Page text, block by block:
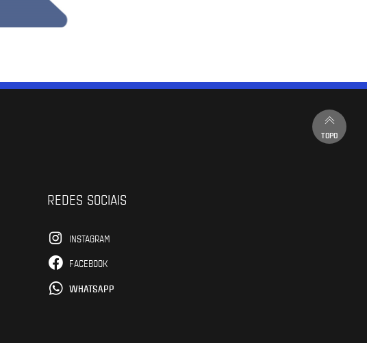
TOPO
REDES SOCIAIS
INSTAGRAM
FACEBOOK
WHATSAPP